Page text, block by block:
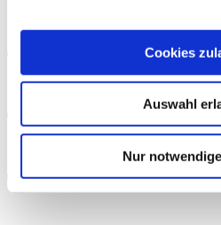
Cookies
Auswahl
Nur
So
anderen